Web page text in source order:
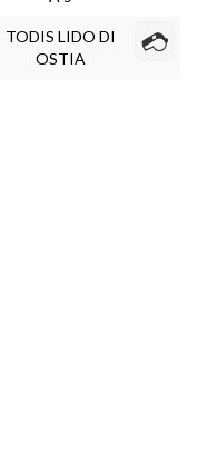
TODIS LIDO DI
OSTIA